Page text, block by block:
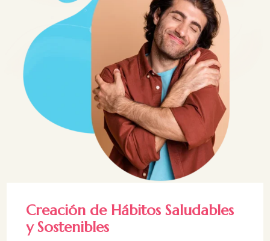
Creación de Hábitos Saludables
y Sostenibles